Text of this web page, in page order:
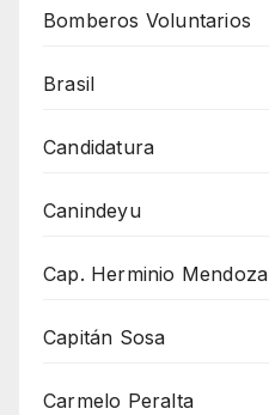
Bomberos Voluntarios
Brasil
Candidatura
Canindeyu
Cap. Herminio Mendoza
Capitán Sosa
Carmelo Peralta